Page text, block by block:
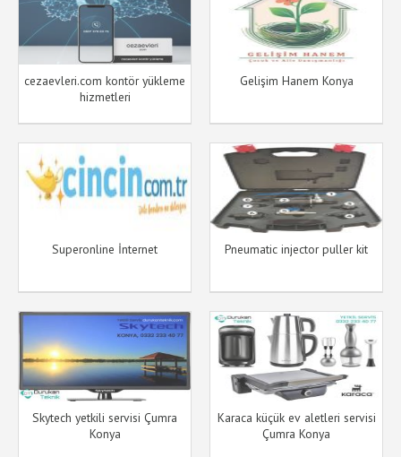
cezaevleri.com kontör yükleme
hizmetleri
Gelişim Hanem Konya
Superonline İnternet Pneumatic injector puller kit
Skytech yetkili servisi Çumra
Konya
Karaca küçük ev aletleri servisi
Çumra Konya